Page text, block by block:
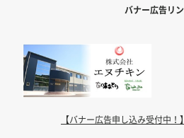
バナー広告リ
【バナー広告申し込み受付中